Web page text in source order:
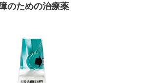
のための治療薬